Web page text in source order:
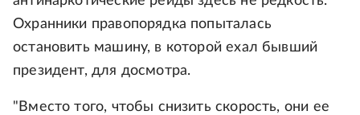
Охранники правопорядка попыталась
остановить машину, в которой ехал бывший
президент, для досмотра.
"Вместо того, чтобы снизить скорость, они ее